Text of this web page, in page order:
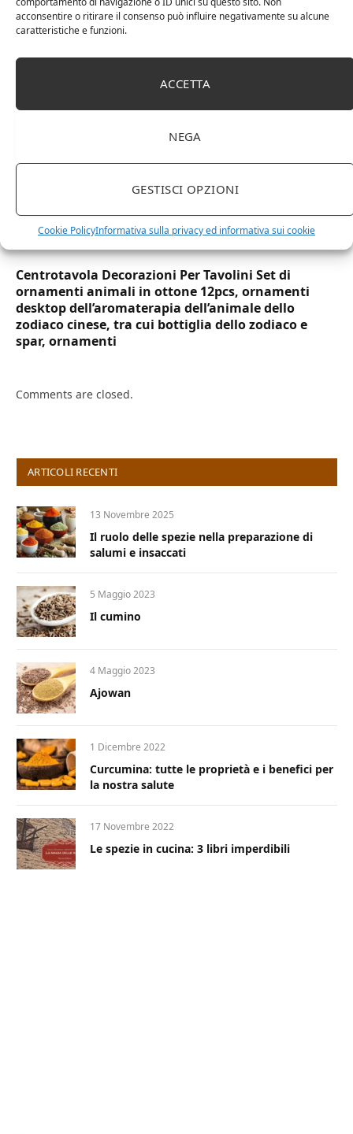
acconsentire o ritirare il consenso può influire negativamente su alcune
caratteristiche e funzioni.
ACCETTA
NEGA
GESTISCI OPZIONI
Cookie PolicyInformativa sulla privacy ed informativa sui cookie
DOT Horeca Solutions 1000 Bicchieri PET
trasparenti monouso 350 ML tacca 0,3 alta qualità
usa e getta bicchiere riciclabili per acqua bevande
birra cocktail drink
Centrotavola Decorazioni Per Tavolini Set di
ornamenti animali in ottone 12pcs, ornamenti
desktop dell’aromaterapia dell’animale dello
zodiaco cinese, tra cui bottiglia dello zodiaco e
spar, ornamenti
Comments are closed.
ARTICOLI RECENTI
13 Novembre 2025
Il ruolo delle spezie nella preparazione di
salumi e insaccati
5 Maggio 2023
Il cumino
4 Maggio 2023
Ajowan
1 Dicembre 2022
Curcumina: tutte le proprietà e i benefici per
la nostra salute
17 Novembre 2022
Le spezie in cucina: 3 libri imperdibili